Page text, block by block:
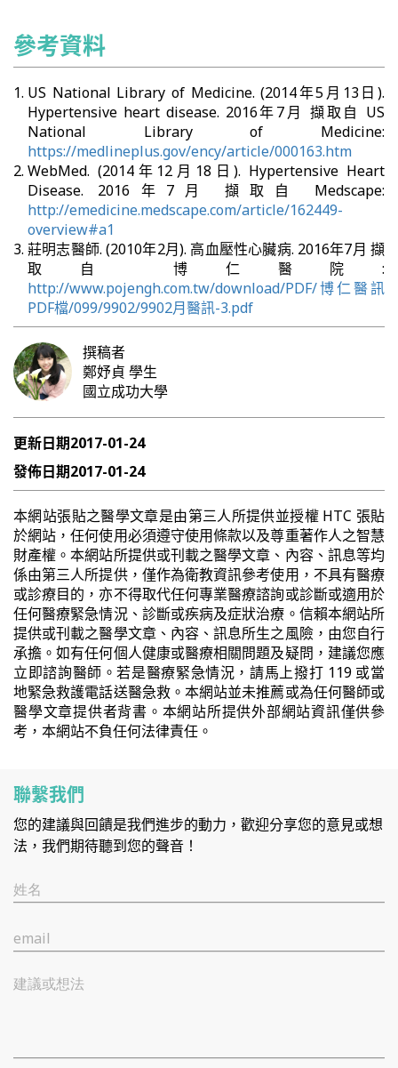
參考資料
US National Library of Medicine. (2014年5月13日).
Hypertensive heart disease. 2016年7月 擷取自 US
National Library of Medicine:
https://medlineplus.gov/ency/article/000163.htm
WebMed. (2014年12月18日). Hypertensive Heart
Disease. 2016年7月 擷取自 Medscape:
http://emedicine.medscape.com/article/162449-
overview#a1
莊明志醫師. (2010年2月). 高血壓性心臟病. 2016年7月 擷
取自 博仁醫院:
http://www.pojengh.com.tw/download/PDF/博仁醫訊
PDF檔/099/9902/9902月醫訊-3.pdf
撰稿者
鄭妤貞 學生
國立成功大學
更新日期2017-01-24
發佈日期2017-01-24
本網站張貼之醫學文章是由第三人所提供並授權 HTC 張貼
於網站，任何使用必須遵守使用條款以及尊重著作人之智慧
財產權。本網站所提供或刊載之醫學文章、內容、訊息等均
係由第三人所提供，僅作為衛教資訊參考使用，不具有醫療
或診療目的，亦不得取代任何專業醫療諮詢或診斷或適用於
任何醫療緊急情況、診斷或疾病及症狀治療。信賴本網站所
提供或刊載之醫學文章、內容、訊息所生之風險，由您自行
承擔。如有任何個人健康或醫療相關問題及疑問，建議您應
立即諮詢醫師。若是醫療緊急情況，請馬上撥打 119 或當
地緊急救護電話送醫急救。本網站並未推薦或為任何醫師或
醫學文章提供者背書。本網站所提供外部網站資訊僅供參
考，本網站不負任何法律責任。
聯繫我們
您的建議與回饋是我們進步的動力，歡迎分享您的意見或想
法，我們期待聽到您的聲音！
姓名
email
建議或想法